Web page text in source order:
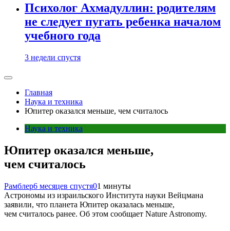
Психолог Ахмадуллин: родителям
не следует пугать ребенка началом
учебного года
3 недели спустя
Главная
Наука и техника
Юпитер оказался меньше, чем считалось
Наука и техника
Юпитер оказался меньше,
чем считалось
Рамблер6 месяцев спустя01 минуты
Астрономы из израильского Института науки Вейцмана
заявили, что планета Юпитер оказалась меньше,
чем считалось ранее. Об этом сообщает Nature Astronomy.